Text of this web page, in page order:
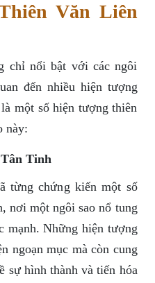
Văn Liên
chỉ nổi bật với các ngôi
đến nhiều hiện tượng
một số hiện tượng thiên
này:
Tinh
từng chứng kiến một số
nơi một ngôi sao nổ tung
mạnh. Những hiện tượng
ngoạn mục mà còn cung
sự hình thành và tiến hóa